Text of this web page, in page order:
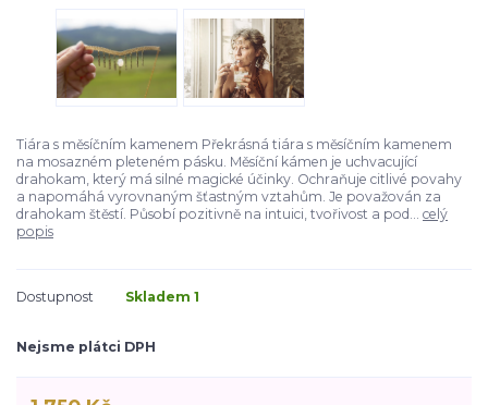
Tiára s měsíčním kamenem Překrásná tiára s měsíčním kamenem
na mosazném pleteném pásku. Měsíční kámen je uchvacující
drahokam, který má silné magické účinky. Ochraňuje citlivé povahy
a napomáhá vyrovnaným šťastným vztahům. Je považován za
drahokam štěstí. Působí pozitivně na intuici, tvořivost a pod... celý
popis
Dostupnost Skladem 1
Nejsme plátci DPH